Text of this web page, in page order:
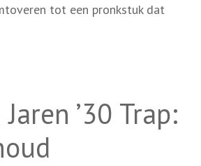
tot een pronkstuk dat
’30 Trap: